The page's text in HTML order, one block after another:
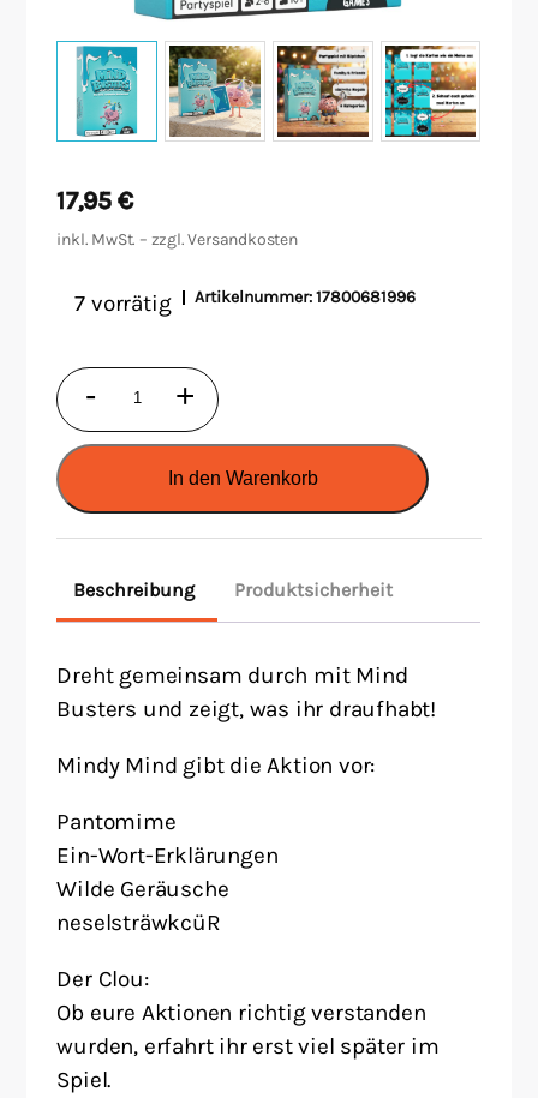
Spielzubehör
Tabletop
17,95€
inkl. MwSt. – zzgl.Versandkosten
7 vorrätig Artikelnummer:17800681996
-
Mind
Busters
+
In den Warenkorb
Beschreibung Produktsicherheit
Dreht gemeinsam durch mit Mind
Busters und zeigt, was ihr draufhabt!
Mindy Mind gibt die Aktion vor:
Pantomime
Ein-Wort-Erklärungen
Wilde Geräusche
neselsträwkcüR
Der Clou:
Ob eure Aktionen richtig verstanden
wurden, erfahrt ihr erst viel später im
Spiel.